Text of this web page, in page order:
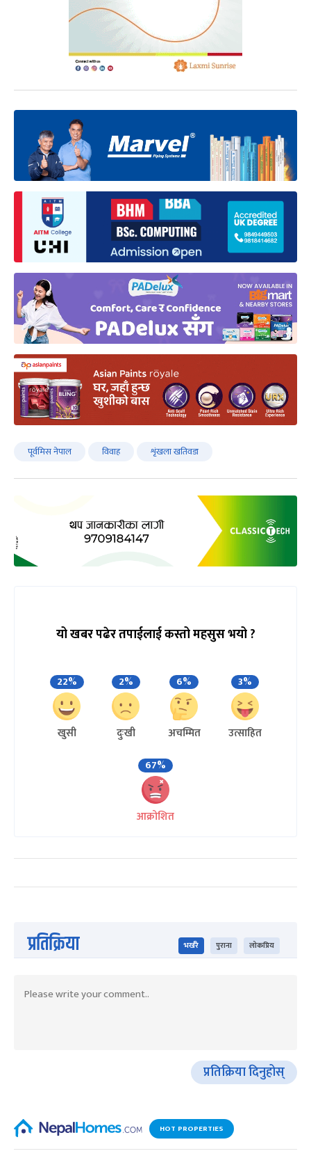
पूर्वमिस नेपाल विवाह शृंखला खतिवडा
यो खबर पढेर तपाईलाई कस्तो महसुस भयो ?
22%
खुसी
2%
दुःखी
6%
अचम्मित
3%
उत्साहित
67%
आक्रोशित
प्रतिक्रिया भर्खरै पुराना लोकप्रिय
प्रतिक्रिया दिनुहोस्
HOT PROPERTIES